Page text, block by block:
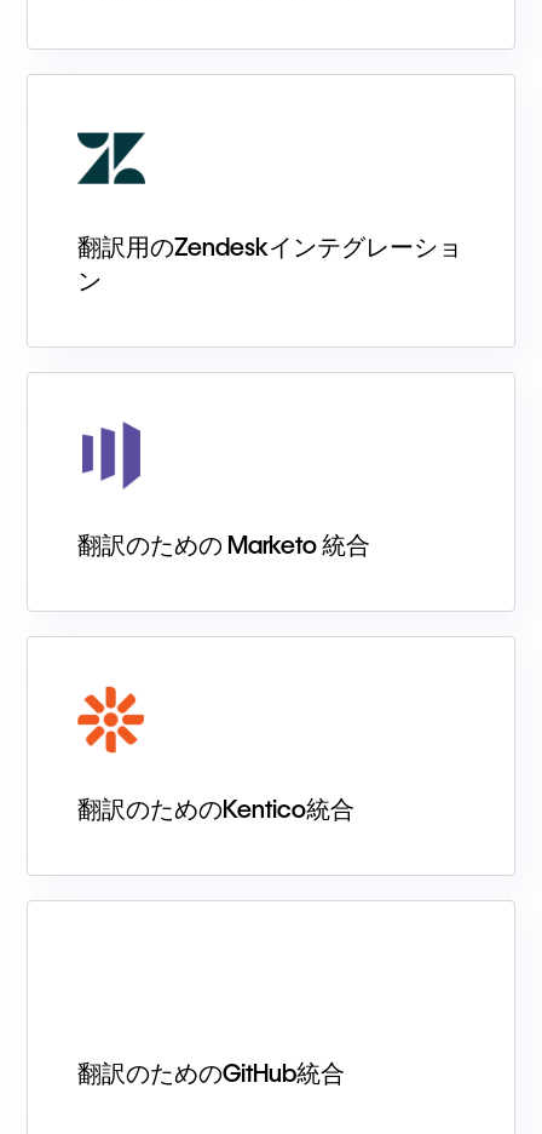
翻訳用のZendeskインテグレーショ
ン
翻訳のための Marketo 統合
翻訳のためのKentico統合
翻訳のためのGitHub統合